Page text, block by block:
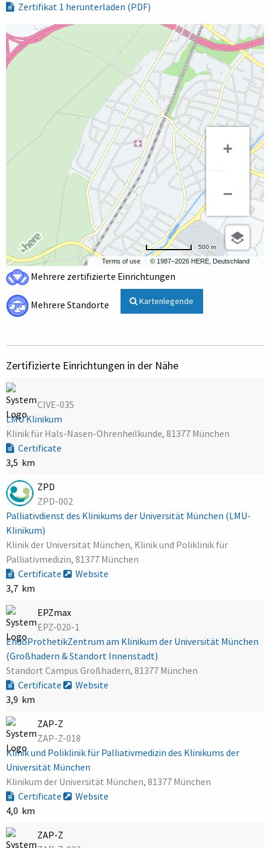
Zertifikat 1 herunterladen (PDF)
Terms of use © 1987–2026 HERE, Deutschland
500 m
Mehrere zertifizierte Einrichtungen
Mehrere Standorte Kartenlegende
Zertifizierte Einrichtungen in der Nähe
CIVE-035
LMU Klinikum
Klinik für Hals-Nasen-Ohrenheilkunde, 81377 München
Certificate
3,5 km
ZPD
ZPD-002
Palliativdienst des Klinikums der Universität München (LMU-
Klinikum)
Klinik der Universität München, Klinik und Poliklinik für
Palliativmedizin, 81377 München
Certificate
Website
3,7 km
EPZmax
EPZ-020-1
EndoProthetikZentrum am Klinikum der Universität München
(Großhadern & Standort Innenstadt)
Standort Campus Großhadern, 81377 München
Certificate
Website
3,9 km
ZAP-Z
ZAP-Z-018
Klinik und Poliklinik für Palliativmedizin des Klinikums der
Universität München
Klinikum der Universität München, 81377 München
Certificate
Website
4,0 km
ZAP-Z